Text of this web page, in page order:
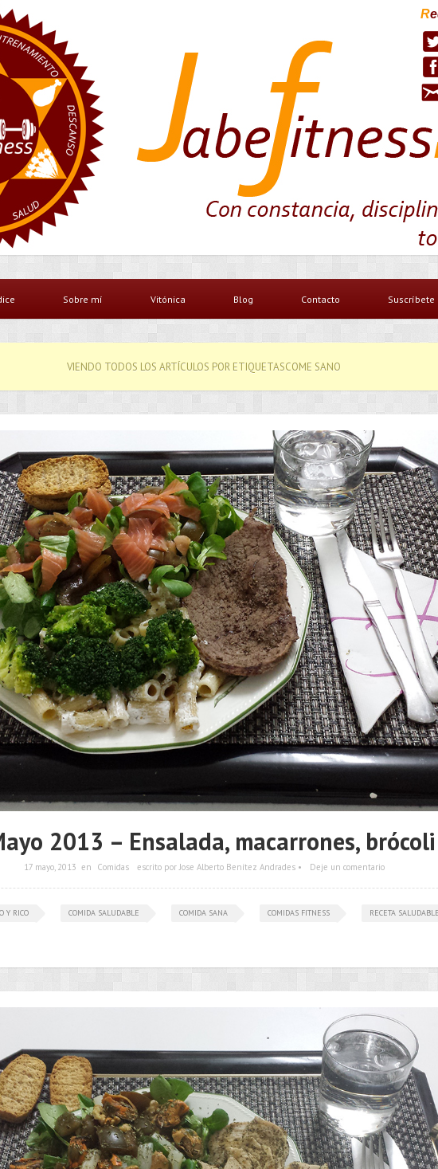
R
Sobre mí Vitónica Blog Contacto Suscríbete
VIENDO TODOS LOS ARTÍCULOS POR ETIQUETASCOME SANO
2013 – Ensalada, macarrones,
17 mayo, 2013 en Comidas escrito por Jose Alberto Benítez Andrades • Deje un comentario
Y RICO COMIDA SALUDABLE COMIDA SANA COMIDAS FITNESS RECETA SALUDABLE